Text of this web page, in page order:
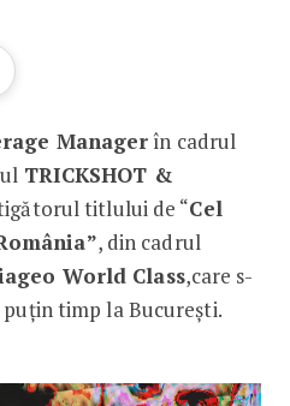
este câștigătorul
Managerîn cadrul
TRICKSHOT &
titlului de “Cel
, din cadrul
World Class,care s-
timp la București.